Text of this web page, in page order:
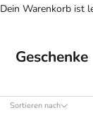
Dein Warenkorb ist
Geschenke
Sortieren nach